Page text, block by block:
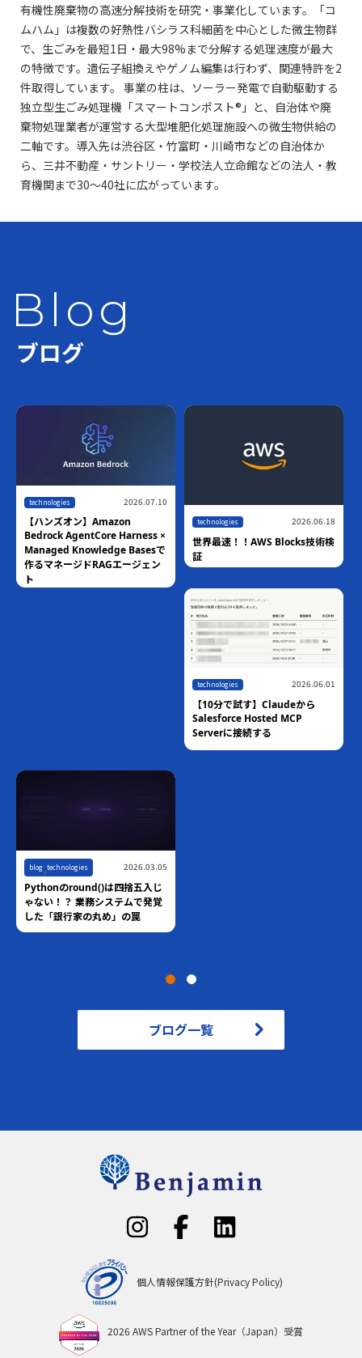
有機性廃棄物の高速分解技術を研究・事業化しています。「コ
ムハム」は複数の好熱性バシラス科細菌を中心とした微生物群
で、生ごみを最短1日・最大98%まで分解する処理速度が最大
の特徴です。遺伝子組換えやゲノム編集は行わず、関連特許を2
件取得しています。 事業の柱は、ソーラー発電で自動駆動する
独立型生ごみ処理機「スマートコンポスト®」と、自治体や廃
棄物処理業者が運営する大型堆肥化処理施設への微生物供給の
二軸です。導入先は渋谷区・竹富町・川崎市などの自治体か
ら、三井不動産・サントリー・学校法人立命館などの法人・教
育機関まで30〜40社に広がっています。
Blog
ブログ
technologies 2026.07.10
【ハンズオン】Amazon
Bedrock AgentCore Harness ×
Managed Knowledge Basesで
作るマネージドRAGエージェン
ト
technologies 2026.06.18
世界最速！！AWS Blocks技術検
証
technologies 2026.06.01
【10分で試す】Claudeから
Salesforce Hosted MCP
Serverに接続する
blog ,technologies 2026.03.05
Pythonのround()は四捨五入じ
ゃない！？ 業務システムで発覚
した「銀行家の丸め」の罠
ブログ一覧
個人情報保護方針(Privacy Policy)
2026 AWS Partner of the Year（Japan）受賞